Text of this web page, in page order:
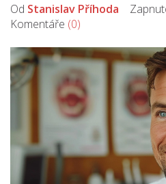
Od Stanislav Příhoda
Komentáře (0)